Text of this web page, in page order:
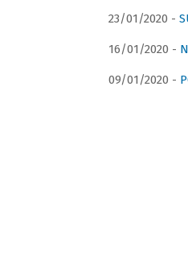
23/01/2020 -
16/01/2020 -
09/01/2020 -